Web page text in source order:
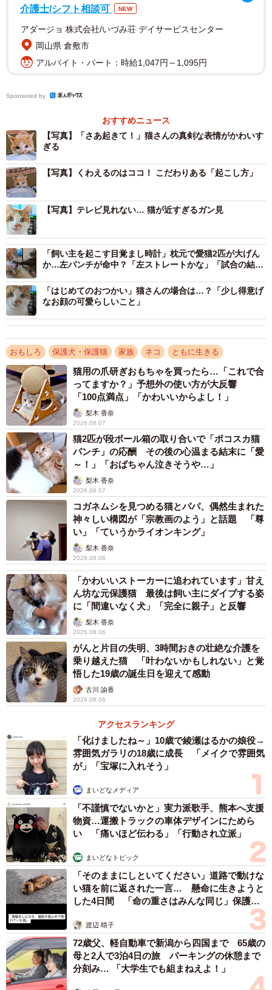
ただならぬ雰囲気を感じるものの、ピーンと立ったお耳と
ピンクのお鼻、何より真剣なその眼差しがとてもかわいら
しく、思わずクスッと笑みがこぼれてしまいそうです。
この写真が公開されると、瞬く間に5.7万件超の“いいね”が
殺到。リプライには「お顔、かわいすぎません？」「べっ
ぴんさんやね〜」「やる気満々素敵すぎる」「ズートピア
感100%」「起こし方に全力すぎて笑った」など、続々と反
響が寄せられています。当時の状況について、ふみさん
（@xAzwizeAQXhHvPi）にお話を伺いました。
連休明け、いつもと違う飼い主さんの気持ちを察
知！？
起こされる前に飼い主さんが起床。すると、みやびくんはきょとん顔に
（画像提供：ふみさん）
みやびくんがこうして朝、飼い主さんを起こすようになっ
たのは3年ほど前からでした。
「毎朝、というわけではないです。平日、休日問わず、気
が向いたときだけですね」
この投稿は、ちょうど連休明けのタイミングでした。「早
起きできるかな……」と、少しばかり緊張していたのが、
みやびくんに伝わったのではないかと飼い主さんは語りま
す。
「いつにも増して張り切って起こしてくれました。足元の
布団をくわえるのが好きなようです」
まるで介護士さんのよう… 飼い主さんを見守るみ
やびくん
介護士/シフト相談可
NEW
アダージョ 株式会社/いづみ荘 デイサービスセンター
岡山県 倉敷市
アルバイト・パート：時給1,047円～1,095円
Sponsored by
おすすめニュース
【写真】「さあ起きて！」猫さんの真剣な表情がかわいす
ぎる
【写真】くわえるのはココ！ こだわりある「起こし方」
【写真】テレビ見れない… 猫が近すぎるガン見
「飼い主を起こす目覚まし時計」枕元で愛猫2匹が大げん
か…左パンチが命中？「左ストレートかな」「試合の結果
「はじめてのおつかい」猫さんの場合は…？「少し得意げ
なお顔の可愛らしいこと」
おもしろ 保護犬・保護猫 家族 ネコ ともに生きる
猫用の爪研ぎおもちゃを買ったら…「これで合
ってますか？」予想外の使い方が大反響
「100点満点」「かわいいからよし！」
梨木 香奈
2026.08.07
猫2匹が段ボール箱の取り合いで「ポコスカ猫
パンチ」の応酬 その後の心温まる結末に「愛
～！」「おばちゃん泣きそうや…」
梨木 香奈
2026.08.07
コガネムシを見つめる猫とパパ、偶然生まれた
神々しい構図が「宗教画のよう」と話題 「尊
い」「ていうかライオンキング」
梨木 香奈
2026.08.06
「かわいいストーカーに追われています」甘え
ん坊な元保護猫 最後は飼い主にダイブする姿
に「間違いなく犬」「完全に親子」と反響
梨木 香奈
2026.08.06
がんと片目の失明、3時間おきの壮絶な介護を
乗り越えた猫 「叶わないかもしれない」と覚
悟した19歳の誕生日を迎えて感動
古川 諭香
2026.08.06
アクセスランキング
「化けましたね～」10歳で綾瀬はるかの娘役→
雰囲気ガラリの18歳に成長 「メイクで雰囲気
が」「宝塚に入れそう」
まいどなメディア
「不謹慎でないかと」実力派歌手、熊本へ支援
物資…運搬トラックの車体デザインにためら
い 「痛いほど伝わる」「行動され立派」
まいどなトピック
「そのままにしといてください」道路で動けな
い猫を前に返された一言… 懸命に生きようと
した4日間 「命の重さはみんな同じ」保護団
渡辺 晴子
72歳父、軽自動車で新潟から四国まで 65歳の
母と2人で3泊4日の旅 パーキングの休憩まで
分刻み… 「大学生でも組まねえよ！」